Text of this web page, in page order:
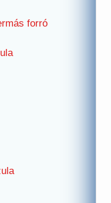
forró